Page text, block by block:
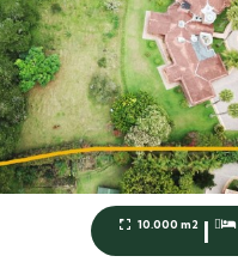
 10.000 m2 | 